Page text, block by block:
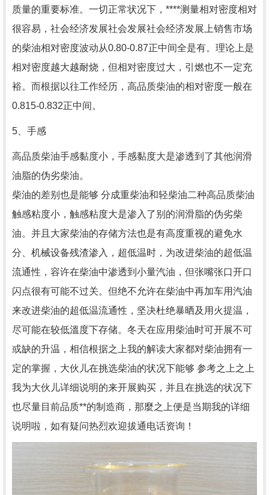
质量的重要标准。一切正常状况下，****测量相对密度相对
很容易，社会经济发展社会发展社会经济发展上销售市场
的柴油相对密度波动从0.80-0.87正中间全是有。理论上是
相对密度越大越耐烧，但相对密度过大，引燃也不一定充
裕。而根据以往工作经历，高品质柴油的相对密度一般在
0.815-0.832正中间。
5、手感
高品质柴油手感黏度小，手感黏度大是渗透到了其他润滑
油脂的伪劣柴油。
柴油的差别也是能够 分成重柴油和轻柴油二种高品质柴油
触感粘度小，触感粘度大是渗入了别的润滑脂的伪劣柴
油。并且大家柴油的存储方法也是有高度重视的避免水
分、机械设备残渣渗入，超低温时，为改进柴油的超低温
流通性，容许在柴油中渗透到小量汽油，但张嘴张口开口
闪点很有可能不过关。但绝不允许在柴油中再加车用汽油
来改进柴油的超低温流通性，坚决杜绝暴晒及用火提温，
尽可能在较低溫度下存储。冬天在应用柴油时可开展不可
或缺的升温，相信根据之上我的解读大家都对柴油拥有一
定的掌握，大伙儿在挑选柴油的状况下能够 参考之上之上
我为大伙儿详细说明的来开展购买，并且在挑选的状况下
也尽量目前品质**的制造商，那麼之上便是当期我的详细
说明啦，如有疑问热烈欢迎拔通电话资询！